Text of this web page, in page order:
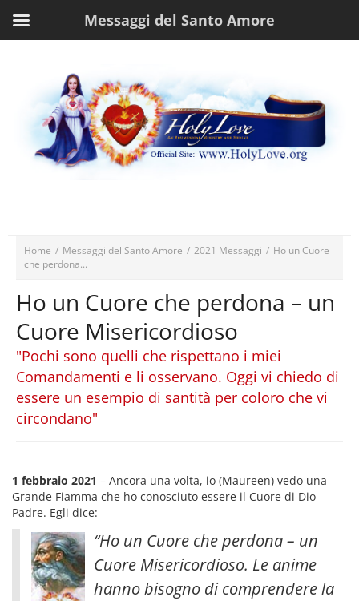
Home / Messaggi del Santo Amore / 2021 Messaggi / Ho un Cuore
che perdona...
Ho un Cuore che perdona – un
Cuore Misericordioso
"Pochi sono quelli che rispettano i miei
Comandamenti e li osservano. Oggi vi chiedo di
essere un esempio di santità per coloro che vi
circondano"
1 febbraio 2021 – Ancora una volta, io (Maureen) vedo una
Grande Fiamma che ho conosciuto essere il Cuore di Dio
Padre. Egli dice:
“Ho un Cuore che perdona – un
Cuore Misericordioso. Le anime
hanno bisogno di comprendere la
Messaggi del Santo Amore